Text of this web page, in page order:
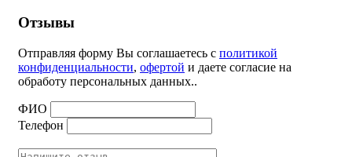
Отзывы
Отправляя форму Вы соглашаетесь с политикой
конфиденциальности, офертой и даете согласие на
обработу персональных данных..
ФИО
Телефон